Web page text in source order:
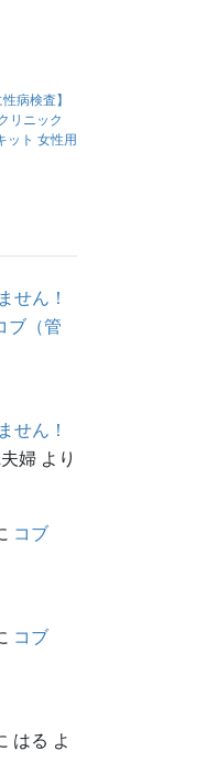
性病検査】
リニック
ット 女性用
せん！
ブ（管
せん！
夫婦 より
コブ
コブ
はる よ